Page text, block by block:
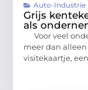
Auto-Industrie
Grijs
als
Voor veel
meer dan
visitekaartje,